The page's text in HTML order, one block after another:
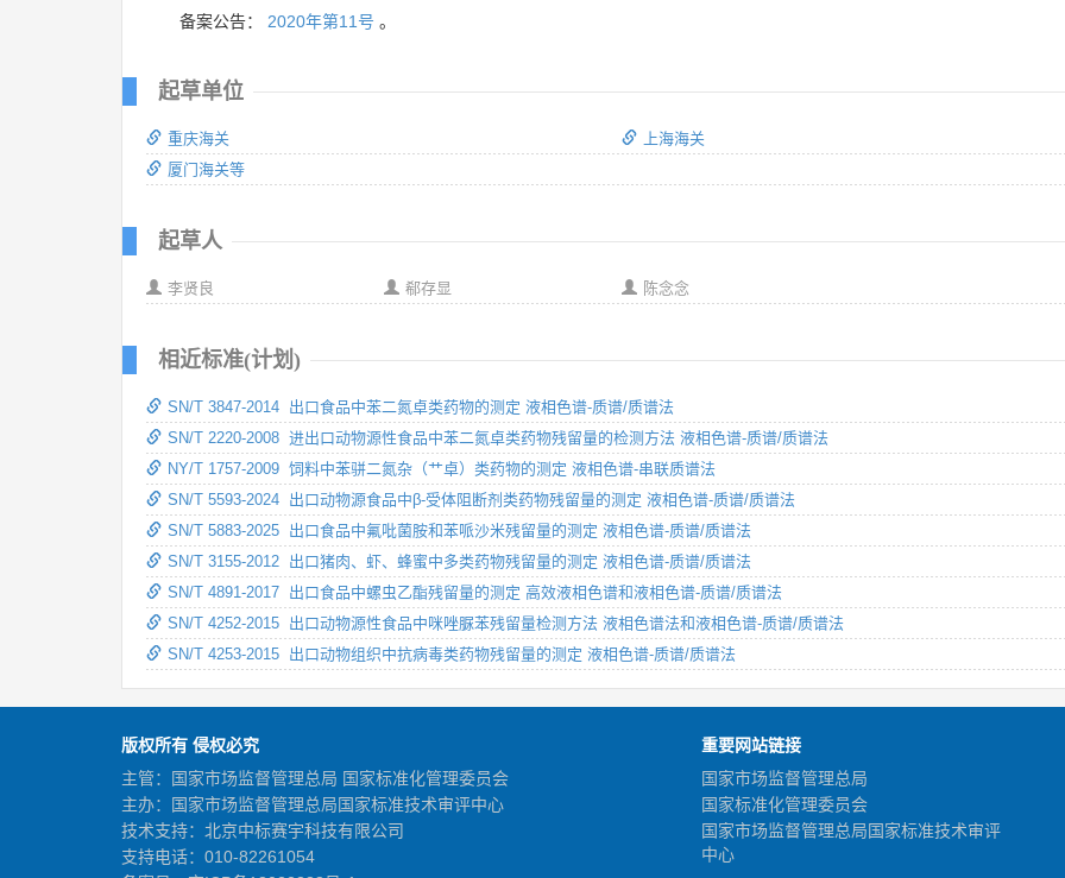
备案公告： 2020年第11号 。
起草单位
重庆海关
厦门海关等
上海海关
起草人
李贤良 郗存显 陈念念
相近标准(计划)
SN/T 3847-2014 出口食品中苯二氮卓类药物的测定 液相色谱-质谱/质谱法
SN/T 2220-2008 进出口动物源性食品中苯二氮卓类药物残留量的检测方法 液相色谱-质谱/质谱法
NY/T 1757-2009 饲料中苯骈二氮杂（艹卓）类药物的测定 液相色谱-串联质谱法
SN/T 5593-2024 出口动物源食品中β-受体阻断剂类药物残留量的测定 液相色谱-质谱/质谱法
SN/T 5883-2025 出口食品中氟吡菌胺和苯哌沙米残留量的测定 液相色谱-质谱/质谱法
SN/T 3155-2012 出口猪肉、虾、蜂蜜中多类药物残留量的测定 液相色谱-质谱/质谱法
SN/T 4891-2017 出口食品中螺虫乙酯残留量的测定 高效液相色谱和液相色谱-质谱/质谱法
SN/T 4252-2015 出口动物源性食品中咪唑脲苯残留量检测方法 液相色谱法和液相色谱-质谱/质谱法
SN/T 4253-2015 出口动物组织中抗病毒类药物残留量的测定 液相色谱-质谱/质谱法
版权所有 侵权必究
主管：国家市场监督管理总局 国家标准化管理委员会
主办：国家市场监督管理总局国家标准技术审评中心
技术支持：北京中标赛宇科技有限公司
支持电话：010-82261054
重要网站链接
国家市场监督管理总局
国家标准化管理委员会
国家市场监督管理总局国家标准技术审评
中心